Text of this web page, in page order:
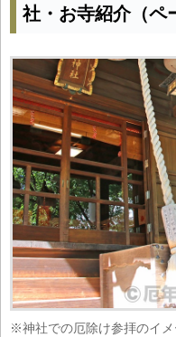
社・お寺紹介（ペ
※神社での厄除け参拝のイ